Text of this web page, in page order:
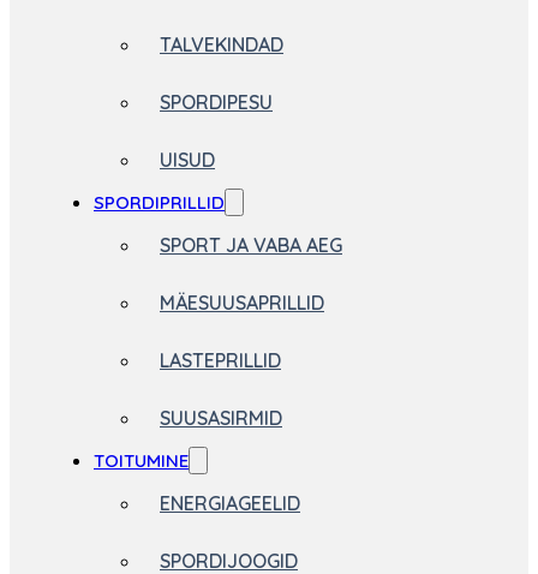
TALVEKINDAD
SPORDIPESU
UISUD
SPORDIPRILLID
SPORT JA VABA AEG
MÄESUUSAPRILLID
LASTEPRILLID
SUUSASIRMID
TOITUMINE
ENERGIAGEELID
SPORDIJOOGID